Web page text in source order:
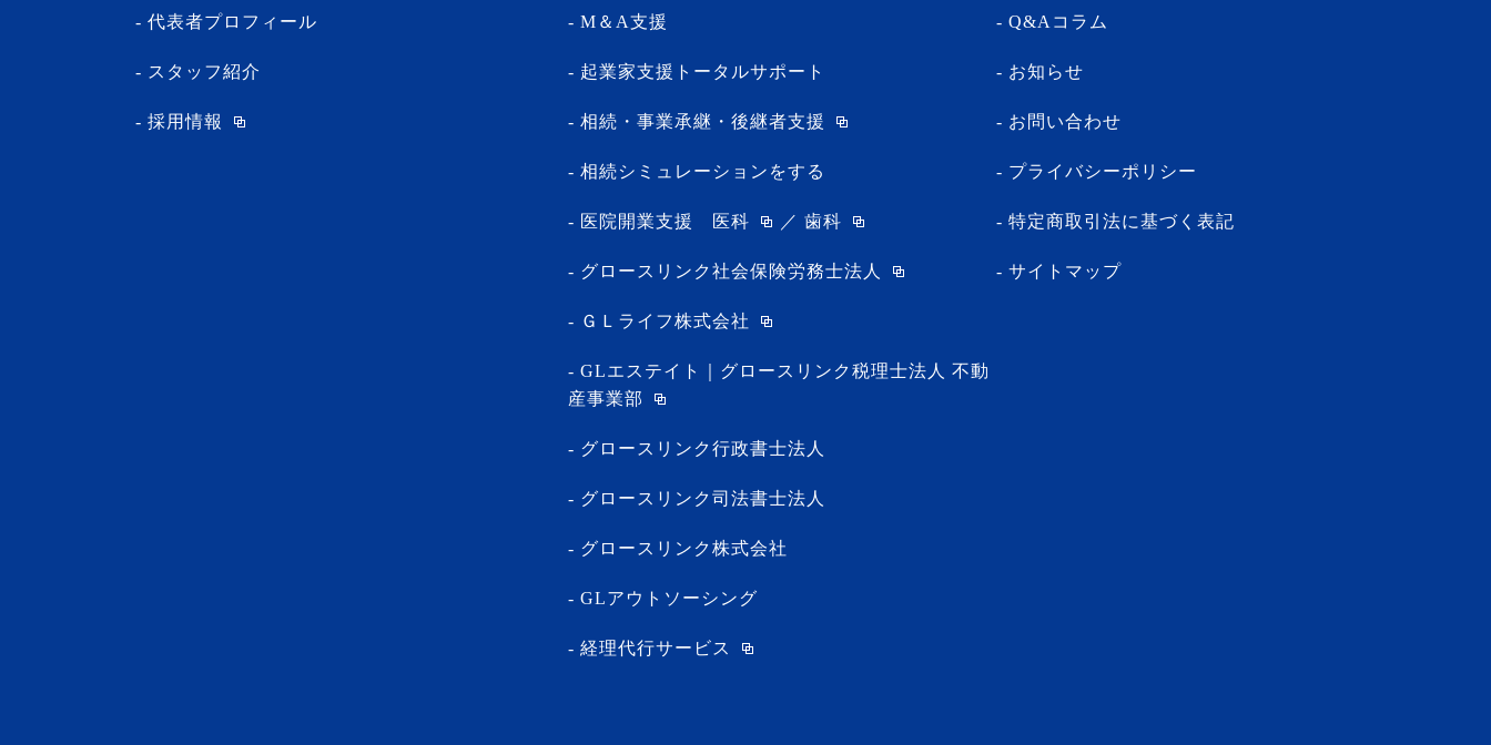
・2023年7月(9記事)
・2023年6月(1記事)
・2023年4月(4記事)
代表者プロフィール
スタッフ紹介
採用情報
M＆A支援
起業家支援トータルサポート
相続・事業承継・後継者支援
相続シミュレーションをする
医院開業支援 医科 ／ 歯科
グロースリンク社会保険労務士法人
ＧＬライフ株式会社
GLエステイト｜グロースリンク税理士法人 不動
産事業部
グロースリンク行政書士法人
グロースリンク司法書士法人
グロースリンク株式会社
GLアウトソーシング
経理代行サービス
Q&Aコラム
お知らせ
お問い合わせ
プライバシーポリシー
特定商取引法に基づく表記
サイトマップ